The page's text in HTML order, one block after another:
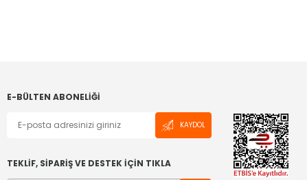
E-BÜLTEN ABONELIĞI
KAYDOL
TEKLİF, SİPARİŞ VE DESTEK İÇİN TIKLA